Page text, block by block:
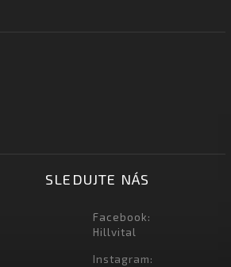
SLEDUJTE NÁS
Facebook:
Hillvital
Instagram: